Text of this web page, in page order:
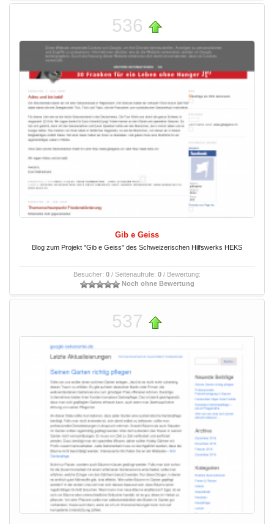
536
Gib e Geiss
Blog zum Projekt "Gib e Geiss" des Schweizerischen Hilfswerks HEKS
Besucher: 0 / Seitenaufrufe: 0 / Bewertung:
Noch ohne Bewertung
537